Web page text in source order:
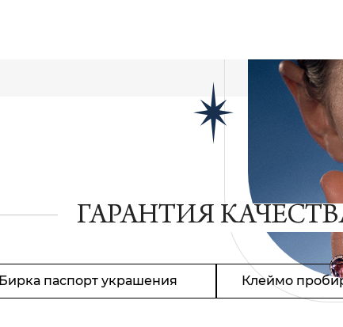
ГАРАНТИЯ
Бирка паспорт украшения Клеймо